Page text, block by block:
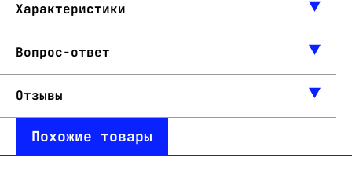
Характеристики
Вопрос-ответ
Отзывы
Похожие товары